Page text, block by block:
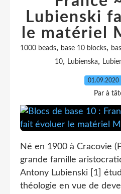
Lubienski
le matériel
1000 beads, base 10 blocks,
10, Lubienska,
01.09.2020
Par à
Né en 1900 à Cracovie
grande famille
Antony Lubienski [1]
théologie en vue de